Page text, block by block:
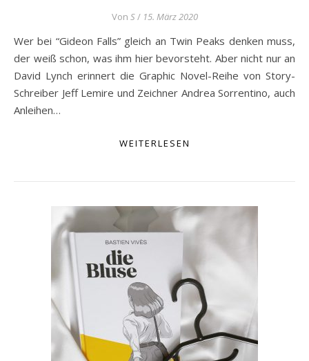
Von S/ 15. März 2020
Wer bei “Gideon Falls” gleich an Twin Peaks denken muss,
der weiß schon, was ihm hier bevorsteht. Aber nicht nur an
David Lynch erinnert die Graphic Novel-Reihe von Story-
Schreiber Jeff Lemire und Zeichner Andrea Sorrentino, auch
Anleihen…
WEITERLESEN